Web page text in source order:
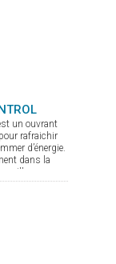
d’un crochet
un ouvrant
rafraichir
d’énergie.
dans la
grille
d’insectes ou
à
avec un très
pour une